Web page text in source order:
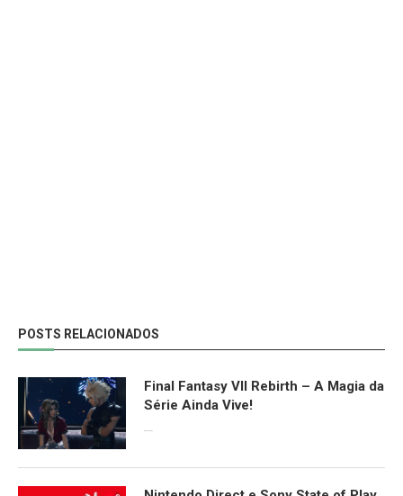
POSTS RELACIONADOS
Final Fantasy VII Rebirth – A Magia da
Série Ainda Vive!